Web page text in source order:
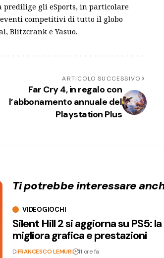
predilige gli eSports, in particolare
eventi competitivi di tutto il globo
Blitzcrank e Yasuo.
ARTICOLO SUCCESSIVO
Far Cry 4, in regalo con
l’abbonamento annuale del
Playstation Plus
Ti potrebbe interessare
VIDEOGIOCHI
Silent Hill 2 si aggiorna su PS5:
migliora grafica e prestazioni
DiFRANCESCO LEMURI 11 ore fa